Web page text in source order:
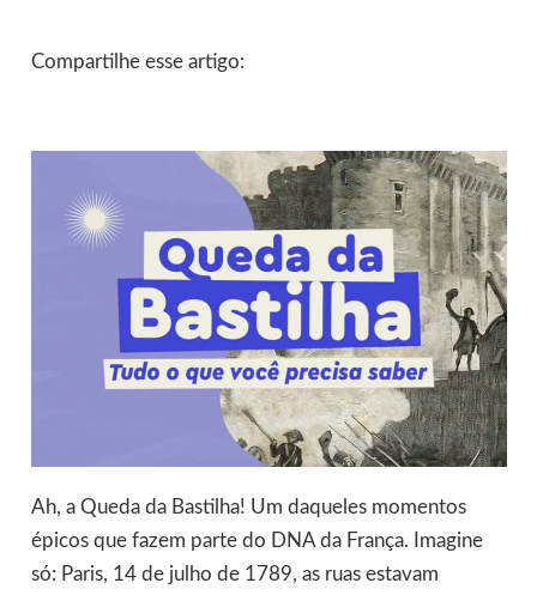
Compartilhe esse artigo:
Ah, a Queda da Bastilha! Um daqueles momentos
épicos que fazem parte do DNA da França. Imagine
só: Paris, 14 de julho de 1789, as ruas estavam